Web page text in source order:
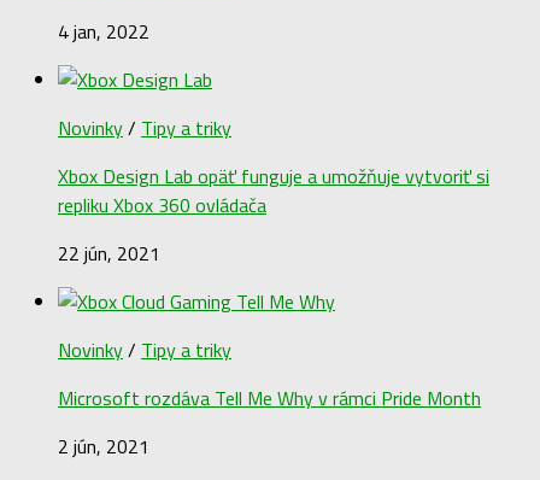
4 jan, 2022
Novinky/ Tipy a triky
Xbox Design Lab opäť funguje a umožňuje vytvoriť si
repliku Xbox 360 ovládača
22 jún, 2021
Novinky/ Tipy a triky
Microsoft rozdáva Tell Me Why v rámci Pride Month
2 jún, 2021